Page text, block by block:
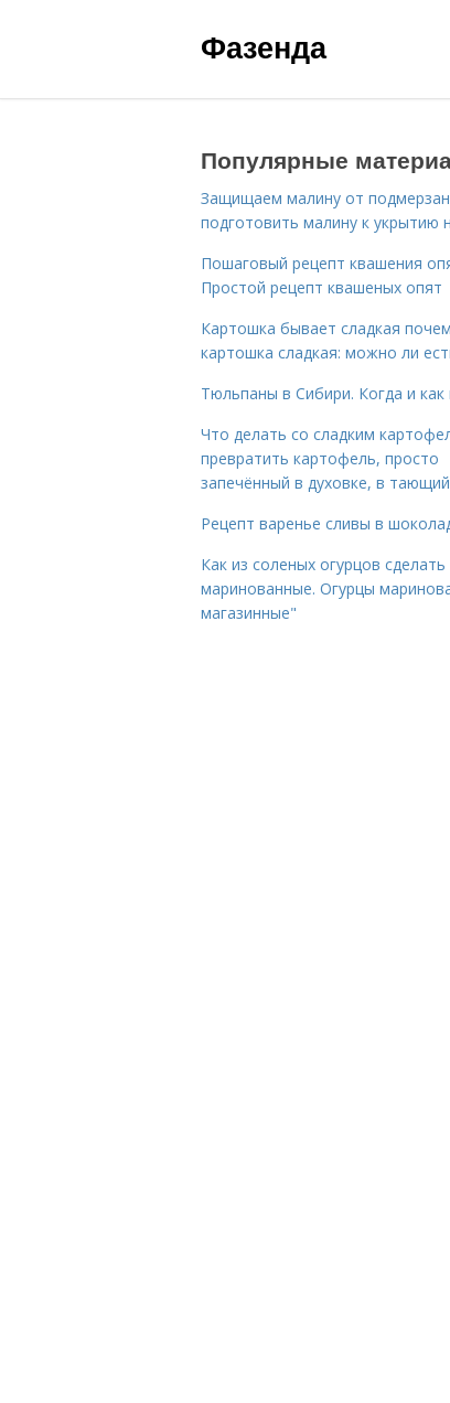
Фазенда
Популярные
Защищаем малину от
подготовить малину к укрытию
Пошаговый рецепт квашения
Простой рецепт квашеных опят
Картошка бывает сладкая
картошка сладкая: можно ли
Тюльпаны в Сибири. Когда и как
Что делать со сладким
превратить картофель, просто
запечённый в духовке, в
Рецепт варенье сливы в
Как из соленых огурцов сделать
маринованные. Огурцы
магазинные"